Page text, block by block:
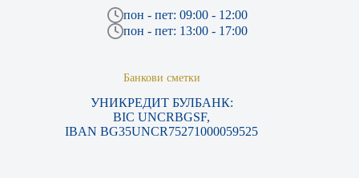
пон - пет: 09:00 - 12:00
пон - пет: 13:00 - 17:00
Банкови сметки
УНИКРЕДИТ БУЛБАНК:
BIC UNCRBGSF,
IBAN BG35UNCR75271000059525